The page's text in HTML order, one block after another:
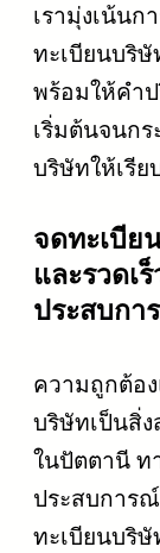
เรามุ่งเน้น
ทะเบียนบริ
พร้อมให้คำ
เริ่มต้นจนกร
บริษัทให้เรีย
จดทะเบีย
และรวดเ
ประสบกา
ความถูกต้อ
บริษัทเป็นสิ่
ในปัตตานี ท
ประสบการ
ทะเบียนบริษั